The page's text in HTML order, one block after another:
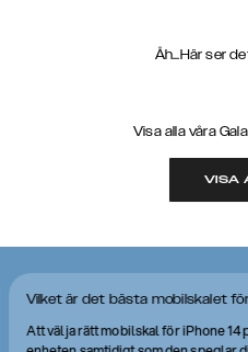
Åh...Här ser
Visa alla våra
VISA
Vilket är det bästa mobilskalet för
Att välja rätt mobilskal för iPhone 14